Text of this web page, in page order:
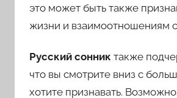
это может быть также
жизни и взаимоотношениям
Русский сонник также
что вы смотрите вниз с
хотите признавать.